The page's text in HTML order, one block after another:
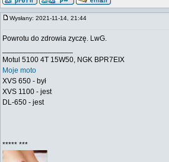
Wysłany: 2021-11-14, 21:44
Powrotu do zdrowia zyczę. LwG.
Motul 5100 4T 15W50, NGK BPR7EIX
Moje moto
XVS 650 - był
XVS 1100 - jest
DL-650 - jest
***** ***